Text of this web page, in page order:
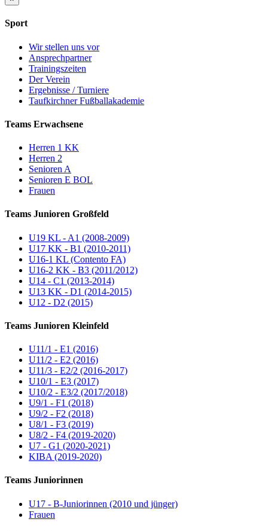
Sport
Wir stellen uns vor
Ansprechpartner
Trainingszeiten
Der Verein
Ergebnisse / Turniere
Taufkirchner Fußballakademie
Teams Erwachsene
Herren 1 KK
Herren 2
Senioren A
Senioren E BOL
Frauen
Teams Junioren Großfeld
U19 KL - A1 (2008-2009)
U17 KK - B1 (2010-2011)
U16-1 KL (Contento FA)
U16-2 KK - B3 (2011/2012)
U14 - C1 (2013-2014)
U13 KK - D1 (2014-2015)
U12 - D2 (2015)
Teams Junioren Kleinfeld
U11/1 - E1 (2016)
U11/2 - E2 (2016)
U11/3 - E2/2 (2016-2017)
U10/1 - E3 (2017)
U10/2 - E3/2 (2017/2018)
U9/1 - F1 (2018)
U9/2 - F2 (2018)
U8/1 - F3 (2019)
U8/2 - F4 (2019-2020)
U7 - G1 (2020-2021)
KIBA (2019-2020)
Teams Juniorinnen
U17 - B-Juniorinnen (2010 und jünger)
Frauen